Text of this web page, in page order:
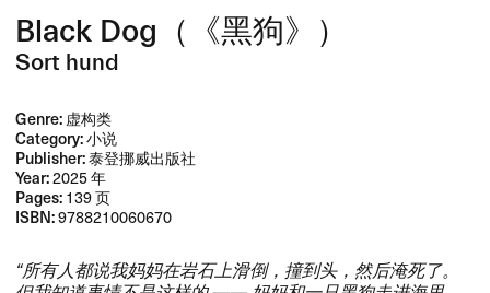
Black Dog​（《黑狗》）
Sort hund
Genre:虚构类
Category:小说
Publisher:泰登挪威出版社
Year:2025 年
Pages:139 页
ISBN:9788210060670
​“所有人都说我妈妈在岩石上滑倒，​撞到头，​然后淹死了。​​